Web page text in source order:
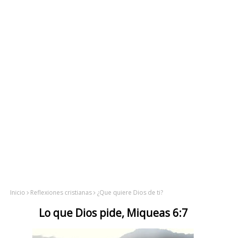
Inicio Reflexiones cristianas ¿Que quiere Dios de ti?
Lo que Dios pide, Miqueas 6:7